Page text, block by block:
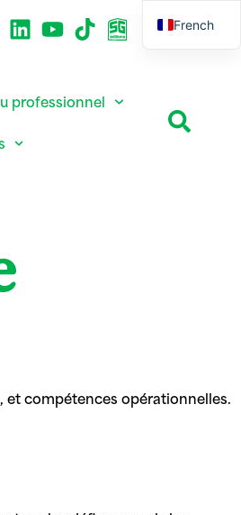
professionnel
compétences opérationnelles.
French